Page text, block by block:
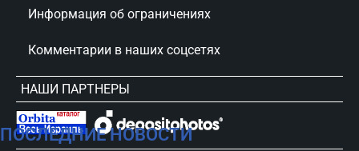
ПОСЛЕДНИЕ НОВОСТИ
Информация об ограничениях
Комментарии в наших соцсетях
НАШИ ПАРТНЕРЫ